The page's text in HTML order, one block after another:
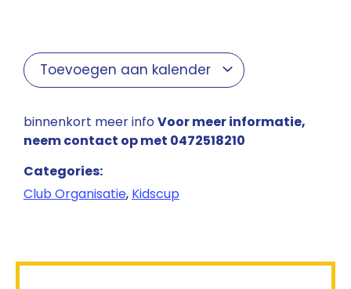
binnenkort meer infoVoor meer informatie,
neem contact op met 0472518210
Categories:
Club Organisatie, Kidscup
Toevoegen aan kalender